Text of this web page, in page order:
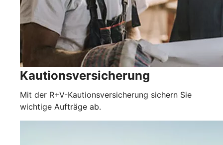
Kautionsversicherung
Mit der R+V-Kautionsversicherung sichern Sie
wichtige Aufträge ab.